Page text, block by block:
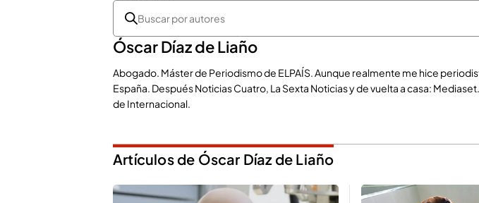
Óscar Díaz de Liaño
Abogado. Máster de Periodismo de ELPAÍS. Aunque realmente me hice
España. Después Noticias Cuatro, La Sexta Noticias y de vuelta a casa:
de Internacional.
Artículos de Óscar Díaz de Liaño